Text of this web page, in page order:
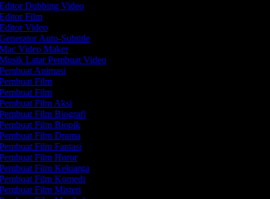
Dubbing Video
Film
Video
Auto-Subtitle
Video Maker
Latar Pembuat Video
Animasi
Film
Film
Film Aksi
Film Biografi
Film Biopik
Film Drama
Film Fantasi
Film Horor
Film Keluarga
Film Komedi
Film Misteri